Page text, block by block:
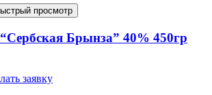
просмотр
Брынза” 40% 450гр
заявку